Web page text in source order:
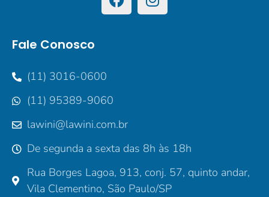
Fale Conosco
(11) 3016-0600
(11) 95389-9060
lawini@lawini.com.br
De segunda a sexta das 8h às 18h
Rua Borges Lagoa, 913, conj. 57, quinto andar,
Vila Clementino, São Paulo/SP